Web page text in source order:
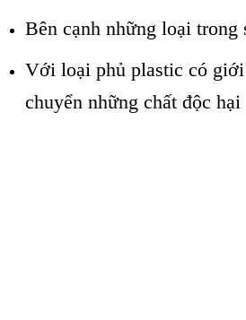
Bên cạnh những loại
Với loại phủ plastic có
chuyển những chất độc hại